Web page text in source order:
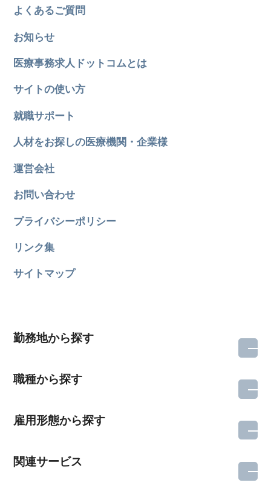
よくあるご質問
お知らせ
医療事務求人ドットコムとは
サイトの使い方
就職サポート
人材をお探しの医療機関・企業様
運営会社
お問い合わせ
プライバシーポリシー
リンク集
サイトマップ
勤務地から探す
職種から探す
雇用形態から探す
関連サービス